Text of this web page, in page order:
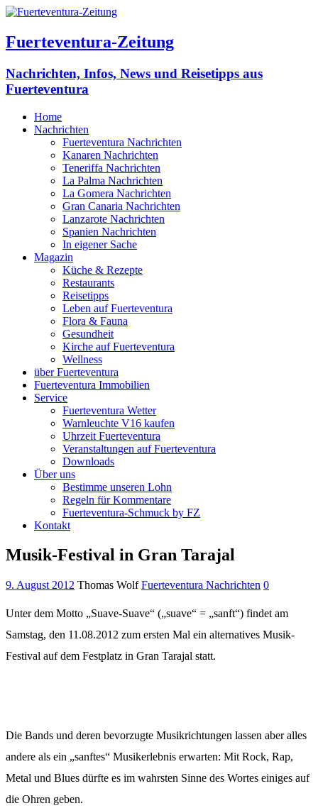
Fuerteventura-Zeitung
Nachrichten, Infos, News und Reisetipps aus
Fuerteventura
Home
Nachrichten
Fuerteventura Nachrichten
Kanaren Nachrichten
Teneriffa Nachrichten
La Palma Nachrichten
La Gomera Nachrichten
Gran Canaria Nachrichten
Lanzarote Nachrichten
Spanien Nachrichten
In eigener Sache
Magazin
Küche & Rezepte
Restaurants
Reisetipps
Leben auf Fuerteventura
Flora & Fauna
Gesundheit
Kirche auf Fuerteventura
Wellness
über Fuerteventura
Fuerteventura Immobilien
Service
Fuerteventura Wetter
Warnleuchte V16 kaufen
Uhrzeit Fuerteventura
Veranstaltungen auf Fuerteventura
Downloads
Über uns
Bestimme unseren Lohn
Regeln für Kommentare
Fuerteventura-Schmuck by FZ
Kontakt
Musik-Festival in Gran Tarajal
9. August 2012 Thomas Wolf Fuerteventura Nachrichten 0
Unter dem Motto „Suave-Suave“ („suave“ = „sanft“) findet am
Samstag, den 11.08.2012 zum ersten Mal ein alternatives Musik-
Festival auf dem Festplatz in Gran Tarajal statt.
Die Bands und deren bevorzugte Musikrichtungen lassen aber alles
andere als ein „sanftes“ Musikerlebnis erwarten: Mit Rock, Rap,
Metal und Blues dürfte es im wahrsten Sinne des Wortes einiges auf
die Ohren geben.